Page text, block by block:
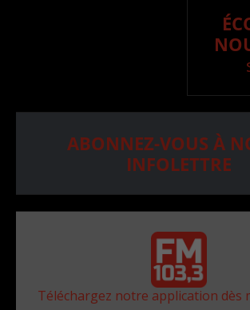
ABONNEZ-VOUS À
INFOLETTRE
Téléchargez notre application dès